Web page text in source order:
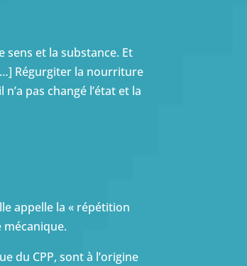
sens et la substance. Et
Régurgiter la nourriture
pas changé l’état et la
appelle la « répétition
mécanique.
du CPP, sont à l’origine